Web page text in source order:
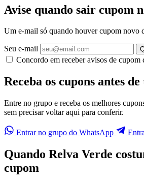
Avise quando sair cupom
Um e-mail só quando houver cupom novo
Seu e-mail
Concordo em receber avisos de cupom
Receba os cupons antes
Entre no grupo e receba os melhores
sem precisar voltar aqui para conferir.
Entrar no grupo do WhatsApp
Quando Relva Verde
cupom